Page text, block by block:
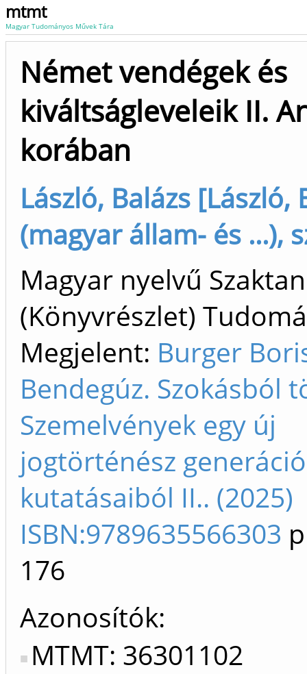
mtmt
Magyar Tudományos Művek Tára
Német vendégek és
kiváltságleveleik II.
korában
László, Balázs [László,
(magyar állam- és ...),
Magyar nyelvű
(Könyvrészlet)
Megjelent: Burger
Bendegúz. Szokásból
Szemelvények egy új
jogtörténész generáció
kutatásaiból II.. (2025)
ISBN:9789635566303
176
Azonosítók
MTMT: 36301102